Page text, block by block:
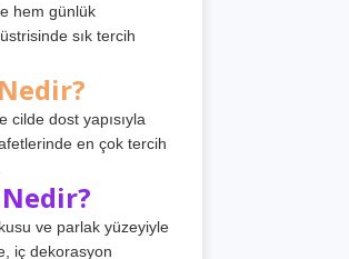
hem günlük
sık tercih
cilde dost yapısıyla
en çok tercih
ve parlak yüzeyiyle
iç dekorasyon